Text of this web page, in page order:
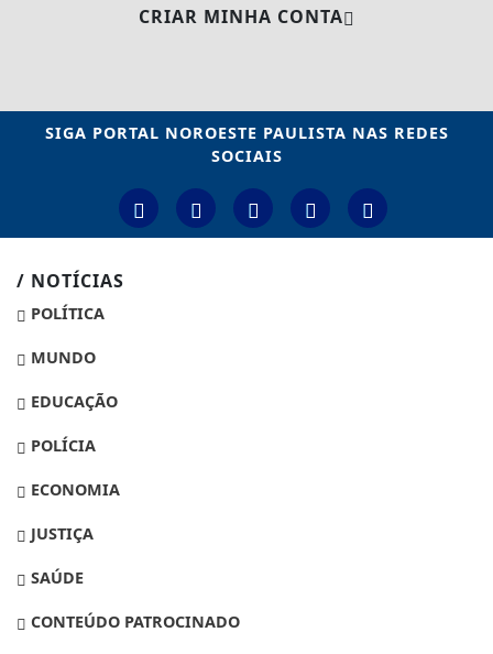
CRIAR MINHA CONTA
SIGA PORTAL NOROESTE PAULISTA NAS REDES
SOCIAIS
/ NOTÍCIAS
POLÍTICA
MUNDO
EDUCAÇÃO
POLÍCIA
ECONOMIA
JUSTIÇA
SAÚDE
CONTEÚDO PATROCINADO